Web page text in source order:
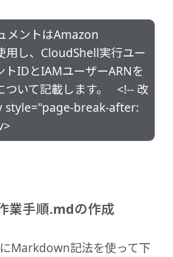
メントはAmazon
用し、CloudShell実行ユー
トIDとIAMユーザーARNを
ついて記載します。 <!-- 改
style="page-break-after:
業手順.mdの作成
Markdown記法を使って下